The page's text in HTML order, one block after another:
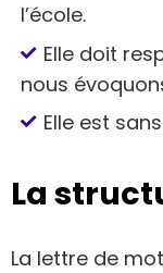
l’école.
Elle doit
nous
Elle est
La
La lettre de